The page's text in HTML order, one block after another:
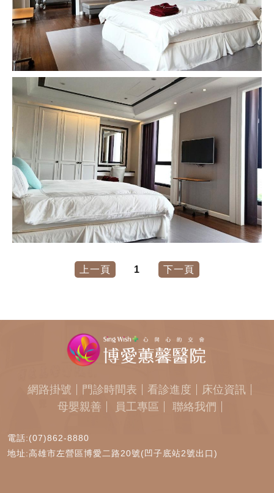
上一頁 1 下一頁
網路掛號 門診時間表 看診進度
床位資訊
母嬰親善
員工專區 聯絡我們
電話:(07)862-8880
地址:高雄市左營區博愛二路20號(凹子底站2號出口)